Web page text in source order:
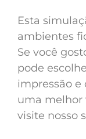
Esta
ambientes
Se você
pode
impressão e
uma melhor
visite nosso